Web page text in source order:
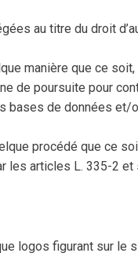
au titre du droit
manière que ce
de poursuite pour
de données et/
procédé que ce
les articles L. 335-2
logos figurant sur